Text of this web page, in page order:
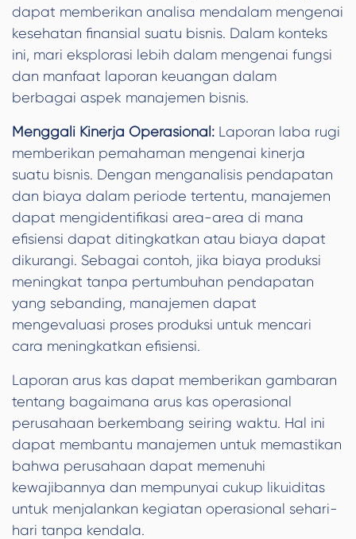
dapat memberikan analisa mendalam mengenai
kesehatan finansial suatu bisnis. Dalam konteks
ini, mari eksplorasi lebih dalam mengenai fungsi
dan manfaat laporan keuangan dalam
berbagai aspek manajemen bisnis.
Menggali Kinerja Operasional: Laporan laba rugi
memberikan pemahaman mengenai kinerja
suatu bisnis. Dengan menganalisis pendapatan
dan biaya dalam periode tertentu, manajemen
dapat mengidentifikasi area-area di mana
efisiensi dapat ditingkatkan atau biaya dapat
dikurangi. Sebagai contoh, jika biaya produksi
meningkat tanpa pertumbuhan pendapatan
yang sebanding, manajemen dapat
mengevaluasi proses produksi untuk mencari
cara meningkatkan efisiensi.
Laporan arus kas dapat memberikan gambaran
tentang bagaimana arus kas operasional
perusahaan berkembang seiring waktu. Hal ini
dapat membantu manajemen untuk memastikan
bahwa perusahaan dapat memenuhi
kewajibannya dan mempunyai cukup likuiditas
untuk menjalankan kegiatan operasional sehari-
hari tanpa kendala.